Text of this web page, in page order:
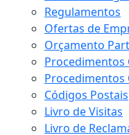
Regulamentos
Ofertas de
Orçamento
Procedimentos
Procedimentos
Códigos Postais
Livro de Visitas
Livro de